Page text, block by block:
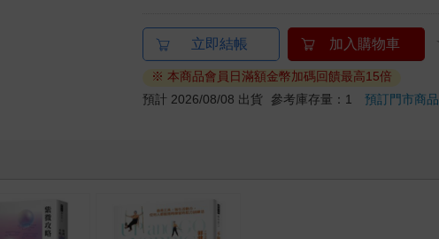
立即結帳 加入購物車
※ 本商品會員日滿額金幣加碼回饋最高15倍
預計 2026/08/08 出貨 參考庫存量：1預訂門市商品